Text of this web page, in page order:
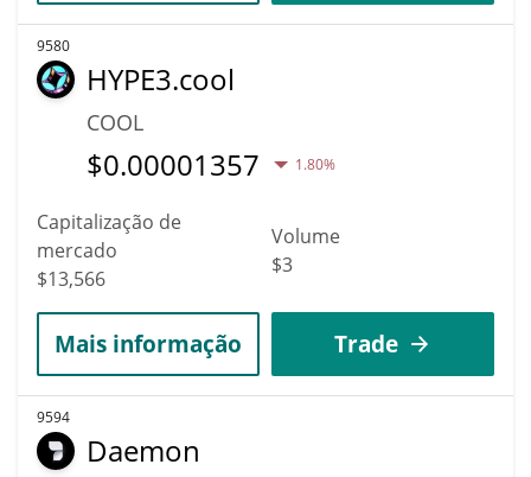
9580
HYPE3.cool
COOL
$0.00001357 1.80%
Capitalização de
mercado
$13,566
Volume
$3
Mais informação Trade
9594
Daemon